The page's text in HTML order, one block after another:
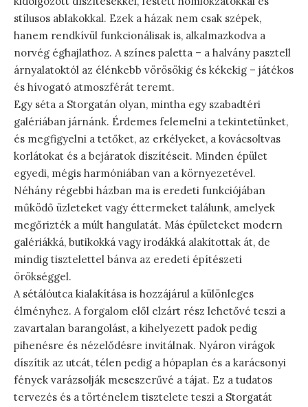
stílusos ablakokkal. Ezek a házak nem csak szépek,
hanem rendkívül funkcionálisak is, alkalmazkodva a
norvég éghajlathoz. A színes paletta – a halvány pasztell
árnyalatoktól az élénkebb vörösökig és kékekig – játékos
és hívogató atmoszférát teremt.
Egy séta a Storgatán olyan, mintha egy szabadtéri
galériában járnánk. Érdemes felemelni a tekintetünket,
és megfigyelni a tetőket, az erkélyeket, a kovácsoltvas
korlátokat és a bejáratok díszítéseit. Minden épület
egyedi, mégis harmóniában van a környezetével.
Néhány régebbi házban ma is eredeti funkciójában
működő üzleteket vagy éttermeket találunk, amelyek
megőrizték a múlt hangulatát. Más épületeket modern
galériákká, butikokká vagy irodákká alakítottak át, de
mindig tisztelettel bánva az eredeti építészeti
örökséggel.
A sétálóutca kialakítása is hozzájárul a különleges
élményhez. A forgalom elől elzárt rész lehetővé teszi a
zavartalan barangolást, a kihelyezett padok pedig
pihenésre és nézelődésre invitálnak. Nyáron virágok
díszítik az utcát, télen pedig a hópaplan és a karácsonyi
fények varázsolják meseszerűvé a tájat. Ez a tudatos
tervezés és a történelem tisztelete teszi a Storgatát